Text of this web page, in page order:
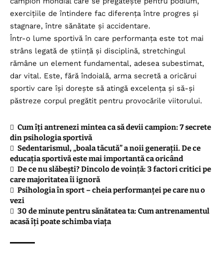
exercițiile de întindere fac diferența între progres și
stagnare, între sănătate și accidentare.
Într-o lume sportivă în care performanța este tot mai
strâns legată de știință și disciplină, stretchingul
rămâne un element fundamental, adesea subestimat,
dar vital. Este, fără îndoială, arma secretă a oricărui
sportiv care își dorește să atingă excelența și să-și
păstreze corpul pregătit pentru provocările viitorului.
Cum îți antrenezi mintea ca să devii campion: 7 secrete
din psihologia sportivă
Sedentarismul, „boala tăcută” a noii generații. De ce
educația sportivă este mai importantă ca oricând
De ce nu slăbești? Dincolo de voință: 3 factori critici pe
care majoritatea îi ignoră
Psihologia în sport – cheia performanței pe care nu o
vezi
30 de minute pentru sănătatea ta: Cum antrenamentul
acasă îți poate schimba viața